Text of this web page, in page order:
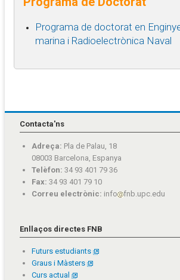
Programa de doctorat en
marina i Radioelectrònica Naval
Contacta'ns
Adreça: Pla de Palau, 18
08003 Barcelona, Espanya
Telèfon: 34 93 401 79 36
Fax: 34 93 401 79 10
Correu electrònic: info fnb.upc.edu
Enllaços directes FNB
Futurs estudiants
Graus i Màsters
Curs actual